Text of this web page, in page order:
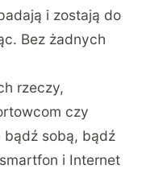
i zostają do
Bez żadnych
rzeczy,
czy
bądź sobą, bądź
i Internet